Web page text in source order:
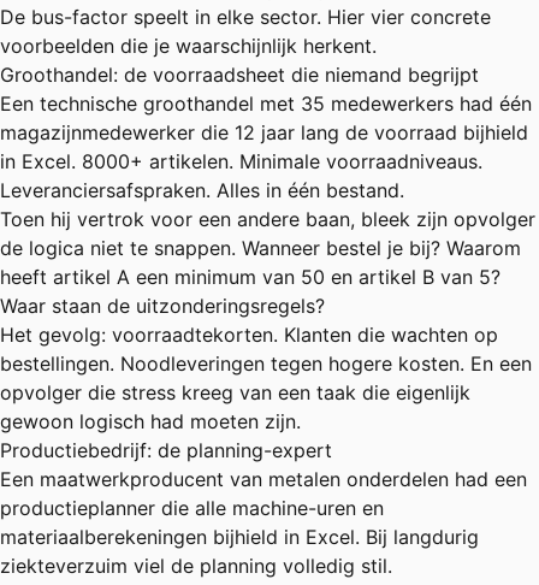
De bus-factor speelt in elke sector. Hier vier concrete
voorbeelden die je waarschijnlijk herkent.
Groothandel: de voorraadsheet die niemand begrijpt
Een technische groothandel met 35 medewerkers had één
magazijnmedewerker die 12 jaar lang de voorraad bijhield
in Excel. 8000+ artikelen. Minimale voorraadniveaus.
Leveranciersafspraken. Alles in één bestand.
Toen hij vertrok voor een andere baan, bleek zijn opvolger
de logica niet te snappen. Wanneer bestel je bij? Waarom
heeft artikel A een minimum van 50 en artikel B van 5?
Waar staan de uitzonderingsregels?
Het gevolg: voorraadtekorten. Klanten die wachten op
bestellingen. Noodleveringen tegen hogere kosten. En een
opvolger die stress kreeg van een taak die eigenlijk
gewoon logisch had moeten zijn.
Productiebedrijf: de planning-expert
Een maatwerkproducent van metalen onderdelen had een
productieplanner die alle machine-uren en
materiaalberekeningen bijhield in Excel. Bij langdurig
ziekteverzuim viel de planning volledig stil.